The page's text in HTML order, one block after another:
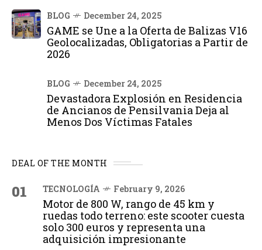
BLOG December 24, 2025
GAME se Une a la Oferta de Balizas V16
Geolocalizadas, Obligatorias a Partir de
2026
BLOG December 24, 2025
Devastadora Explosión en Residencia
de Ancianos de Pensilvania Deja al
Menos Dos Víctimas Fatales
DEAL OF THE MONTH
01 TECNOLOGÍA February 9, 2026
Motor de 800 W, rango de 45 km y
ruedas todo terreno: este scooter cuesta
solo 300 euros y representa una
adquisición impresionante